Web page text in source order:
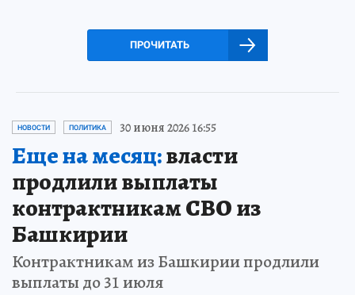
ПРОЧИТАТЬ
НОВОСТИ ПОЛИТИКА 30 июня 2026 16:55
Еще на месяц:власти
продлили выплаты
контрактникам СВО из
Башкирии
Контрактникам из Башкирии продлили
выплаты до 31 июля